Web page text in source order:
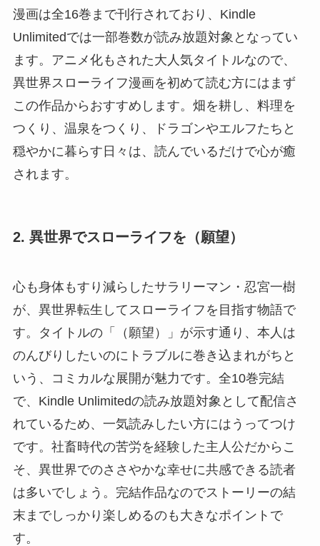
漫画は全16巻まで刊行されており、Kindle
Unlimitedでは一部巻数が読み放題対象となってい
ます。アニメ化もされた大人気タイトルなので、
異世界スローライフ漫画を初めて読む方にはまず
この作品からおすすめします。畑を耕し、料理を
つくり、温泉をつくり、ドラゴンやエルフたちと
穏やかに暮らす日々は、読んでいるだけで心が癒
されます。
2. 異世界でスローライフを（願望）
心も身体もすり減らしたサラリーマン・忍宮一樹
が、異世界転生してスローライフを目指す物語で
す。タイトルの「（願望）」が示す通り、本人は
のんびりしたいのにトラブルに巻き込まれがちと
いう、コミカルな展開が魅力です。全10巻完結
で、Kindle Unlimitedの読み放題対象として配信さ
れているため、一気読みしたい方にはうってつけ
です。社畜時代の苦労を経験した主人公だからこ
そ、異世界でのささやかな幸せに共感できる読者
は多いでしょう。完結作品なのでストーリーの結
末までしっかり楽しめるのも大きなポイントで
す。